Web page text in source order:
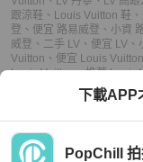
跟涼鞋 、 Louis Vuitton 鞋 、
登 、 便宜 路易威登 、 小資
威登 、 二手 LV 、 便宜 LV 、
Vuitton 、 便宜 Louis Vuitton
Louis Vuitton、推薦 Louis
熱門 高跟涼鞋 、中
中古 鞋、 推
下載APP
PopChill